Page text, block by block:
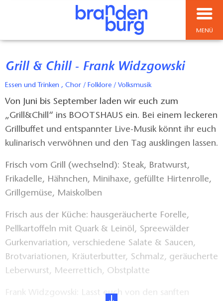
MENÜ
Grill & Chill - Frank Widzgowski
Essen und Trinken , Chor / Folklore / Volksmusik
Von Juni bis September laden wir euch zum
„Grill&Chill“ ins BOOTSHAUS ein. Bei einem leckeren
Grillbuffet und entspannter Live-Musik könnt ihr euch
kulinarisch verwöhnen und den Tag ausklingen lassen.
Frisch vom Grill (wechselnd): Steak, Bratwurst,
Frikadelle, Hähnchen, Minihaxe, gefüllte Hirtenrolle,
Grillgemüse, Maiskolben
Frisch aus der Küche: hausgeräucherte Forelle,
Pellkartoffeln mit Quark & Leinöl, Spreewälder
Gurkenvariation, verschiedene Salate & Saucen,
Brotvariationen, Kräuterbutter, Schmalz, geräucherte
Leberwurst, Meerrettich, Obstplatte
Frank Widzgowski: Lasst euch von den sanften